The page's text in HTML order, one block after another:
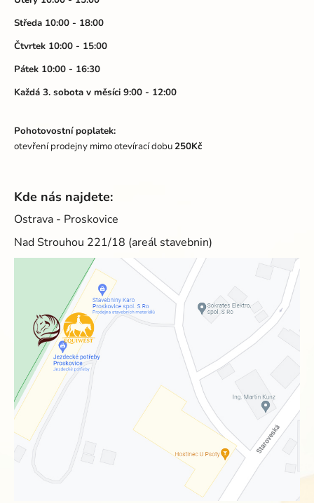
s
Středa 10:00 - 18:00
Čtvrtek 10:00 - 15:00
Pátek 10:00 - 16:30
Každá 3. sobota v měsíci 9:00 - 12:00
Pohotovostní poplatek:
otevření prodejny mimo otevírací dobu250Kč
Kde nás najdete:
Ostrava - Proskovice
Nad Strouhou 221/18 (areál stavebnin)